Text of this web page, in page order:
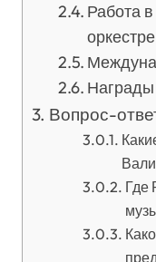
Работа
оркестре
Вопрос-
Где